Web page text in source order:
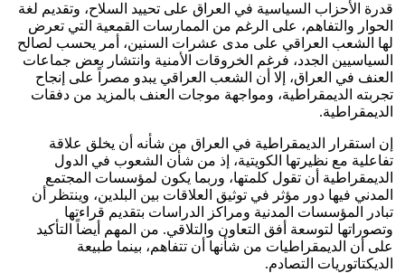
قدرة الأحزاب السياسية في العراق على تحييد السلاح، وتقديم لغة
الحوار والتفاهم، على الرغم من الممارسات القمعية التي تعرض
لها الشعب العراقي على مدى عشرات السنين، أمر يحسب لصالح
السياسيين الجدد، فرغم الخروقات الأمنية وانتشار بعض جماعات
العنف في العراق، إلا أن الشعب العراقي يبدو مصراً على إنجاح
تجربته الديمقراطية، ومواجهة موجات العنف بالمزيد من دفقات
الديمقراطية.
إن استقرار الديمقراطية في العراق من شأنه أن يخلق علاقة
تفاعلية مع نظيرتها الكويتية، إذ من شأن الشعوب في الدول
الديمقراطية أن تقول كلمتها، وربما يكون لمؤسسات المجتمع
المدني فيها دور مؤثر في توثيق العلاقات بين البلدين، وينتظر أن
تبادر المؤسسات المدنية ومراكز الدراسات بتقديم قراءتها
وتصوراتها لتوسعة أفق التعاون والتلاقي. من المهم أيضاً التأكيد
على أن الديمقراطيات من شأنها أن تتفاهم، بينما طبيعة
الديكتاتوريات التصادم.